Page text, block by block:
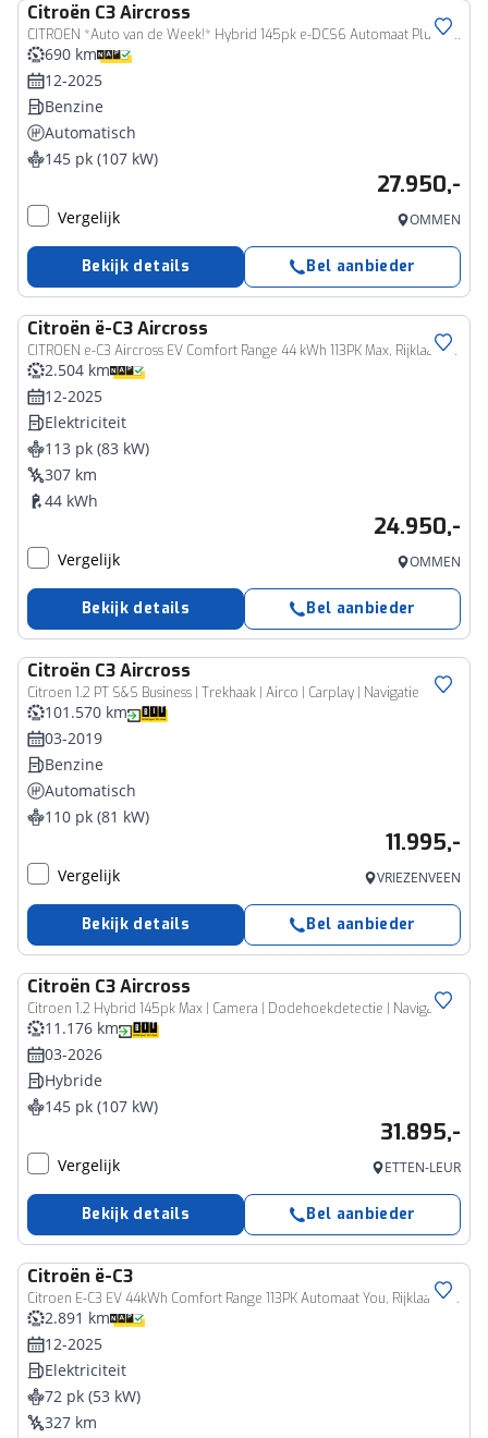
Citroën C3 Aircross
CITROEN *Auto van de Week!* Hybrid 145pk e-DCS6 Automaat Plus, Rijklaarprijs | Camera | Apple Carplay Android Auto | Parkeersensoren
690 km
12-2025
Benzine
Automatisch
145 pk (107 kW)
27.950,-
Vergelijk OMMEN
Bekijk details Bel aanbieder
Citroën ë-C3 Aircross
CITROEN e-C3 Aircross EV Comfort Range 44 kWh 113PK Max, Rijklaarprijs | Navigatie | Camera | | Lichtmetalen wielen
2.504 km
12-2025
Elektriciteit
113 pk (83 kW)
307 km
44 kWh
24.950,-
Vergelijk OMMEN
Bekijk details Bel aanbieder
Citroën C3 Aircross
Citroen 1.2 PT S&S Business | Trekhaak | Airco | Carplay | Navigatie
101.570 km
03-2019
Benzine
Automatisch
110 pk (81 kW)
11.995,-
Vergelijk VRIEZENVEEN
Bekijk details Bel aanbieder
Citroën C3 Aircross
Citroen 1.2 Hybrid 145pk Max | Camera | Dodehoekdetectie | Navigatie
11.176 km
03-2026
Hybride
145 pk (107 kW)
31.895,-
Vergelijk ETTEN-LEUR
Bekijk details Bel aanbieder
Citroën ë-C3
Citroen E-C3 EV 44kWh Comfort Range 113PK Automaat You, Rijklaarprijs | Bluetooth | Smartphone houder | Airco
2.891 km
12-2025
Elektriciteit
72 pk (53 kW)
327 km